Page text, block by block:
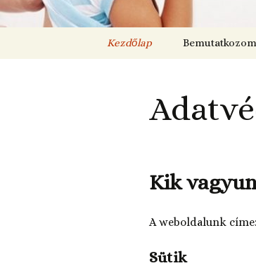
Kezdőlap Bemutatkozom
Kik
A weboldalunk
Sütik